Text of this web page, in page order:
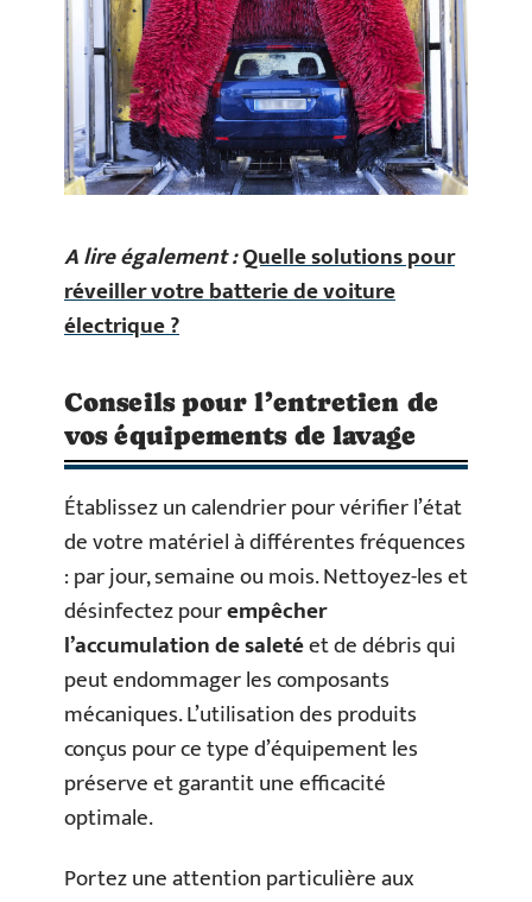
A lire également :Quelle solutions pour
réveiller votre batterie de voiture
électrique ?
Conseils pour l’entretien de
vos équipements de lavage
Établissez un calendrier pour vérifier l’état
de votre matériel à différentes fréquences
: par jour, semaine ou mois. Nettoyez-les et
désinfectez pourempêcher
l’accumulation de saletéet de débris qui
peut endommager les composants
mécaniques. L’utilisation des produits
conçus pour ce type d’équipement les
préserve et garantit une efficacité
optimale.
Portez une attention particulière aux